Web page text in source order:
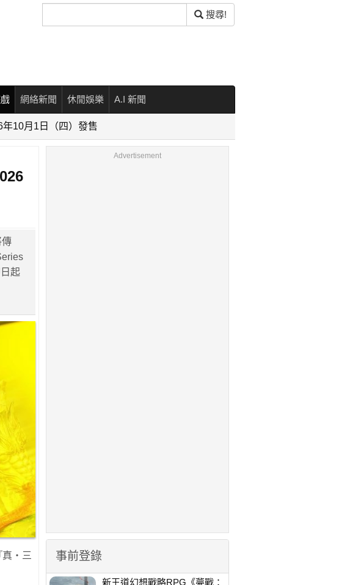
尋
搜尋!
網絡新聞 休閒娛樂 A.I 新聞
年10月1日（四）發售
傳
起
・三
Advertisement
事前登錄
新王道幻想戰略RPG《夢戰：